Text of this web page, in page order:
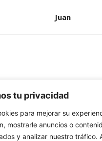
tu privacidad
para mejorar su
mostrarle anuncios o
y analizar nuestro tráfico.
Juan
sobre la Iglesia católica y la
Redes Cristianas